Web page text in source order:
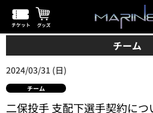
チーム
2024/03/31 (日)
チーム
二保投手 支配下選手契約につ